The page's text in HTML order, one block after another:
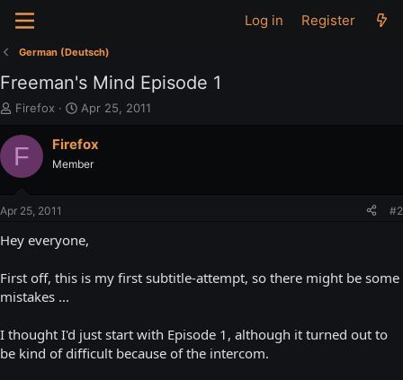
Log in Register
German (Deutsch)
Freeman's Mind Episode 1
T
r
e
a
r
e
r
Firefox
S
a
t
e
Apr 25, 2011
F Firefox
Member
Apr 25, 2011 #2
Hey everyone,
First off, this is my first subtitle-attempt, so there might be some
mistakes ...
I thought I'd just start with Episode 1, although it turned out to
be kind of difficult because of the intercom.